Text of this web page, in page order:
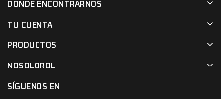
DÓNDE ENCONTRARNOS
TU CUENTA
PRODUCTOS
NOSOLOROL
SÍGUENOS EN